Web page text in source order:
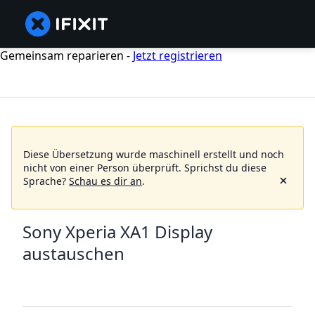
Gemeinsam reparieren - Jetzt registrieren
Diese Übersetzung wurde maschinell erstellt und noch
nicht von einer Person überprüft. Sprichst du diese
Sprache? Schau es dir an.
Sony Xperia XA1 Display
austauschen